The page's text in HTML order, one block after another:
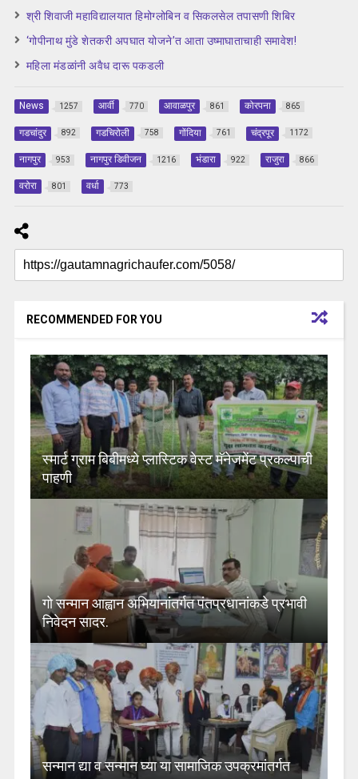
श्री शिवाजी महाविद्यालयात हिमोग्लोबिन व सिकलसेल तपासणी शिबिर
‘गोपीनाथ मुंडे शेतकरी अपघात योजने’त आता उष्माघाताचाही समावेश!
महिला मंडळांनी अवैध दारू पकडली
News 1257 आर्वी 770 आवाळपुर 861 कोरपना 865
गडचांदुर 892 गडचिरोली 758 गोंदिया 761 चंद्रपूर 1172
नागपुर 953 नागपुर डिवीजन 1216 भंडारा 922 राजुरा 866
वरोरा 801 वर्धा 773
RECOMMENDED FOR YOU
स्मार्ट ग्राम बिबीमध्ये प्लास्टिक वेस्ट मॅनेजमेंट प्रकल्पाची
पाहणी
गो सन्मान आह्वान अभियानांतर्गत पंतप्रधानांकडे प्रभावी
निवेदन सादर.
सन्मान द्या व सन्मान घ्या या सामाजिक उपक्रमांतर्गत